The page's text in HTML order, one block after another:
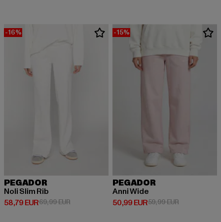
-16%
PEGADOR
Noli Slim Rib
58,79 EUR
Ajankohtainen hinta: 58,79 EUR
69,99 EURKampanjahinta: 69,99 EUR
-15%
PEGADOR
Anni Wide
50,99 EUR
Ajankohtainen hinta: 50,99 EUR
59,99 EUR